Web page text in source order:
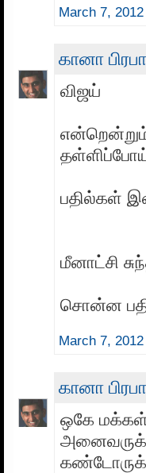
March 7,
கானா பிரபா
விஜய்
பதில்கள்
மீனாட்சி
சொன்ன
March 7,
கானா பிரபா
ஒகே